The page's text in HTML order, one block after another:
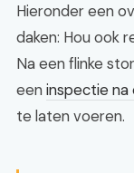
Hieronder een
daken: Hou ook
Na een flinke
eeninspectie
te laten voeren.